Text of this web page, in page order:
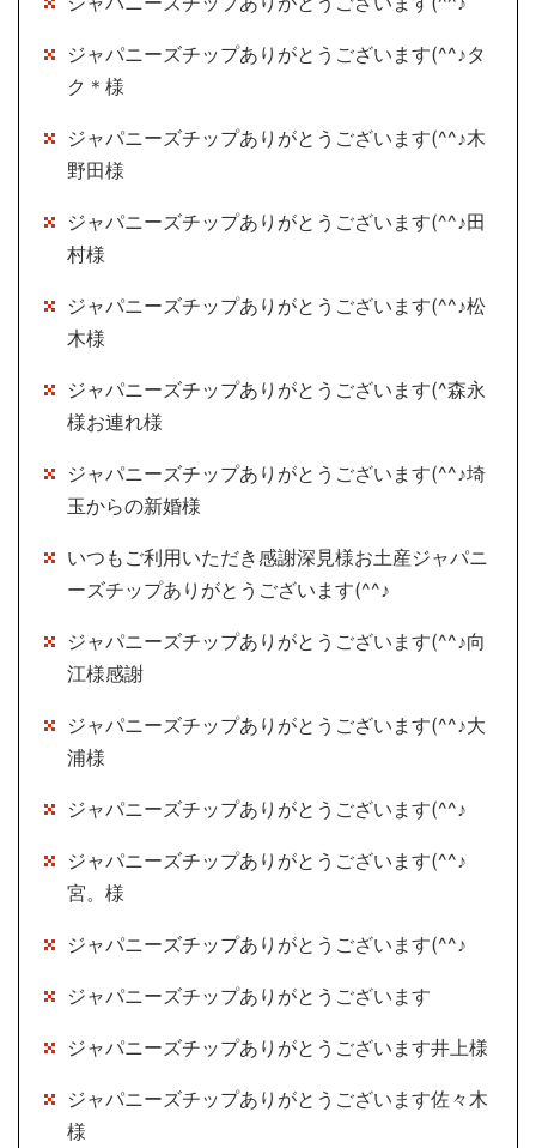
ジャパニーズチップありがとうございます(^^♪タ
ク＊様
ジャパニーズチップありがとうございます(^^♪木
野田様
ジャパニーズチップありがとうございます(^^♪田
村様
ジャパニーズチップありがとうございます(^^♪松
木様
ジャパニーズチップありがとうございます(^森永
様お連れ様
ジャパニーズチップありがとうございます(^^♪埼
玉からの新婚様
いつもご利用いただき感謝深見様お土産ジャパニ
ーズチップありがとうございます(^^♪
ジャパニーズチップありがとうございます(^^♪向
江様感謝
ジャパニーズチップありがとうございます(^^♪大
浦様
ジャパニーズチップありがとうございます(^^♪
ジャパニーズチップありがとうございます(^^♪
宮。様
ジャパニーズチップありがとうございます(^^♪
ジャパニーズチップありがとうございます
ジャパニーズチップありがとうございます井上様
ジャパニーズチップありがとうございます佐々木
様